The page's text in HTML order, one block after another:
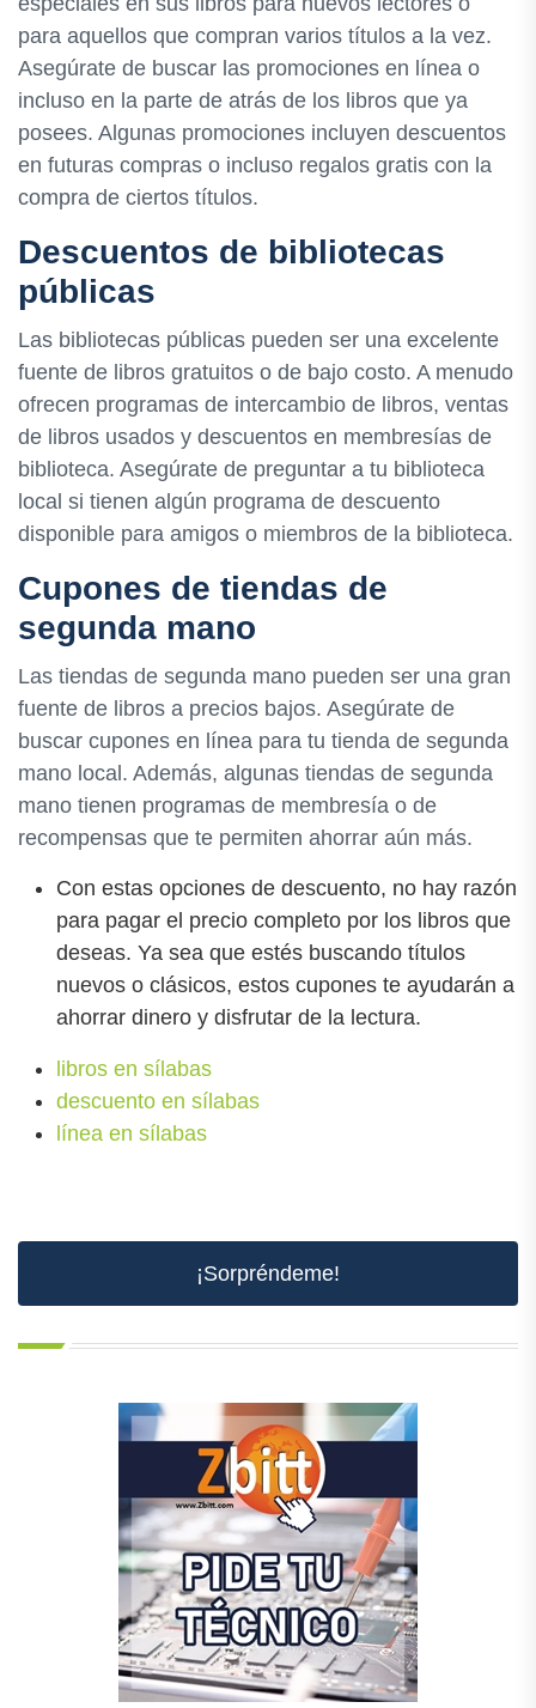
para aquellos que compran varios títulos a la vez.
Asegúrate de buscar las promociones en línea o
incluso en la parte de atrás de los libros que ya
posees. Algunas promociones incluyen descuentos
en futuras compras o incluso regalos gratis con la
compra de ciertos títulos.
Descuentos de bibliotecas
públicas
Las bibliotecas públicas pueden ser una excelente
fuente de libros gratuitos o de bajo costo. A menudo
ofrecen programas de intercambio de libros, ventas
de libros usados y descuentos en membresías de
biblioteca. Asegúrate de preguntar a tu biblioteca
local si tienen algún programa de descuento
disponible para amigos o miembros de la biblioteca.
Cupones de tiendas de
segunda mano
Las tiendas de segunda mano pueden ser una gran
fuente de libros a precios bajos. Asegúrate de
buscar cupones en línea para tu tienda de segunda
mano local. Además, algunas tiendas de segunda
mano tienen programas de membresía o de
recompensas que te permiten ahorrar aún más.
Con estas opciones de descuento, no hay razón
para pagar el precio completo por los libros que
deseas. Ya sea que estés buscando títulos
nuevos o clásicos, estos cupones te ayudarán a
ahorrar dinero y disfrutar de la lectura.
libros en sílabas
descuento en sílabas
línea en sílabas
¡Sorpréndeme!